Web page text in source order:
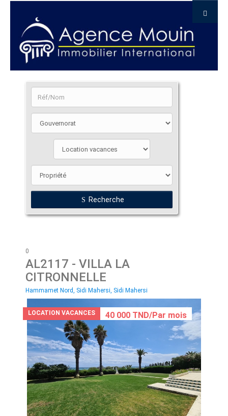
Recherche
0
AL2117 - VILLA LA
CITRONNELLE
Hammamet Nord, Sidi Mahersi, Sidi Mahersi
LOCATION VACANCES 40 000 TND/Par mois